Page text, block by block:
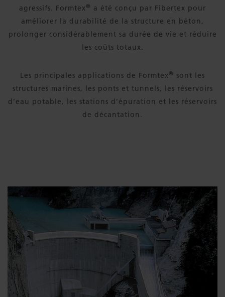
agressifs. Formtex ® a été conçu par Fibertex pour
améliorer la durabilité de la structure en béton,
prolonger considérablement sa durée de vie et réduire
les coûts totaux.
Les principales applications de Formtex ® sont les
structures marines, les ponts et tunnels, les réservoirs
d’eau potable, les stations d’épuration et les réservoirs
de décantation.